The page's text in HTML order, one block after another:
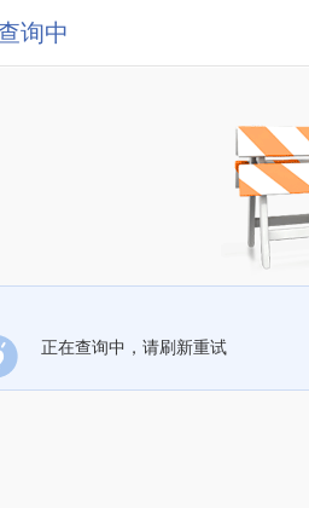
询中
正在查询中，请刷新重试